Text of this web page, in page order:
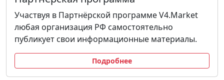
Участвуя в Партнёрской программе V4.Market
любая организация РФ самостоятельно
публикует свои информационные материалы.
Подробнее